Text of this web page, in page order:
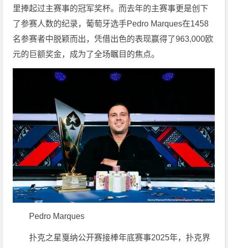
里捧起过主赛事的冠军奖杯。而去年的主赛事更是创下
了参赛人数的纪录，葡萄牙选手Pedro Marques在1458
名参赛者中脱颖而出，凭借出色的表现赢得了963,000欧
元的巨额奖金，成为了全场瞩目的焦点。
Pedro Marques
扑克之星戛纳公开赛接棒年底赛事2025年，扑克界